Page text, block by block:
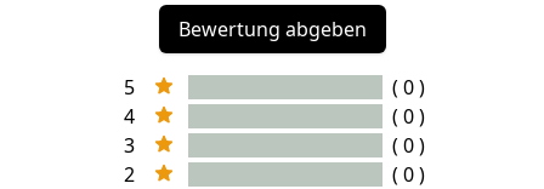
Bewertung abgeben
5
( 0 )
4
( 0 )
3
( 0 )
2
( 0 )